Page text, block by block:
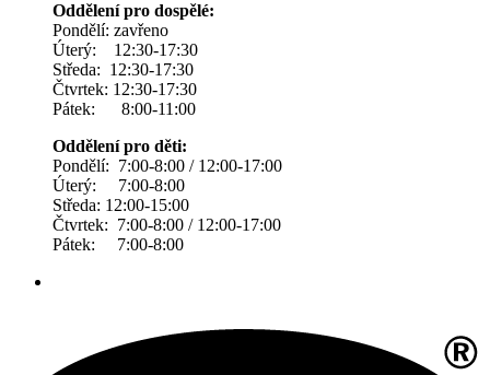
Oddělení pro dospělé:
Pondělí: zavřeno
Úterý: 12:30-17:30
Středa: 12:30-17:30
Čtvrtek: 12:30-17:30
Pátek: 8:00-11:00
Oddělení pro děti:
Pondělí: 7:00-8:00 / 12:00-17:00
Úterý: 7:00-8:00
Středa: 12:00-15:00
Čtvrtek: 7:00-8:00 / 12:00-17:00
Pátek: 7:00-8:00